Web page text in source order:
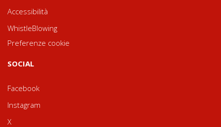
Accessibilità
WhistleBlowing
Preferenze cookie
SOCIAL
Facebook
Instagram
X